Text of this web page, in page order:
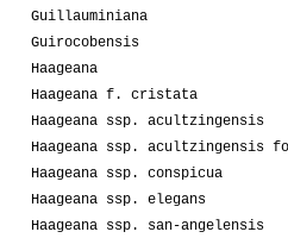
Guillauminiana
Guirocobensis
Haageana
Haageana f. cristata
Haageana ssp. acultzingensis
Haageana ssp. acultzingensis
Haageana ssp. conspicua
Haageana ssp. elegans
Haageana ssp. san-angelensis